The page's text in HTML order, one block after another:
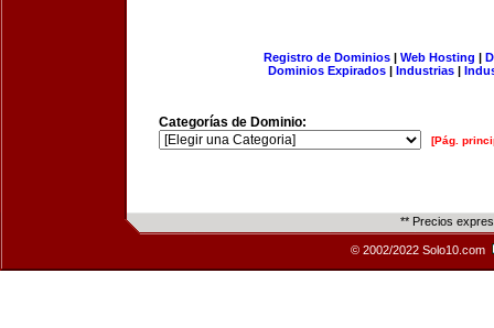
Registro de Dominios| Web Hosting |
Dominios Expirados | Industrias |
Categorías de Dominio:
[Pág.
** Precios
© 2002/2022 Solo10.com